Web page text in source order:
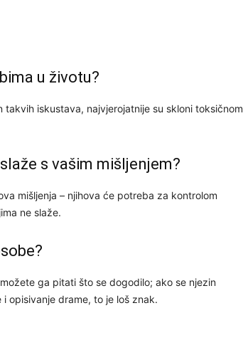
u životu?
iskustava, najvjerojatnije su skloni toksičnom
s vašim mišljenjem?
mišljenja – njihova će potreba za kontrolom
ne slaže.
ga pitati što se dogodilo; ako se njezin
opisivanje drame, to je loš znak.